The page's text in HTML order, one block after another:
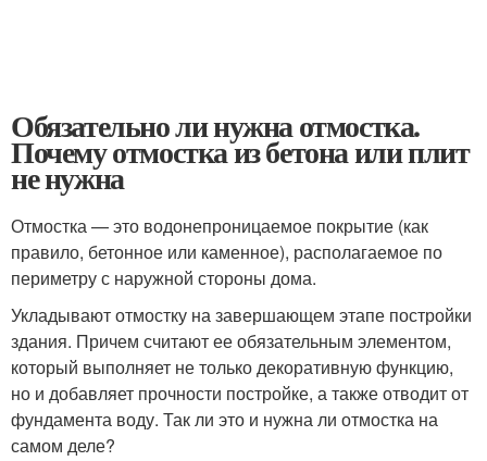
Обязательно ли нужна отмостка.
Почему отмостка из бетона или плит
не нужна
Отмостка — это водонепроницаемое покрытие (как
правило, бетонное или каменное), располагаемое по
периметру с наружной стороны дома.
Укладывают отмостку на завершающем этапе постройки
здания. Причем считают ее обязательным элементом,
который выполняет не только декоративную функцию,
но и добавляет прочности постройке, а также отводит от
фундамента воду. Так ли это и нужна ли отмостка на
самом деле?